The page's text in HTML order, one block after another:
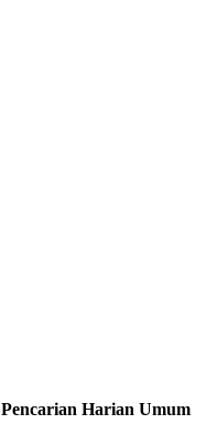
Pencarian Harian Umum